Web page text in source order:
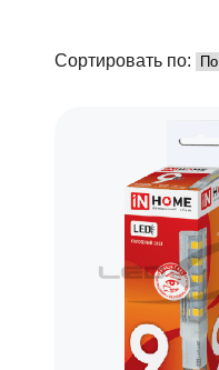
Сортировать по: